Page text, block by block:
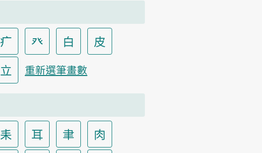
疒 癶 白
皮
立 重新選筆畫數
耒 耳 聿
肉